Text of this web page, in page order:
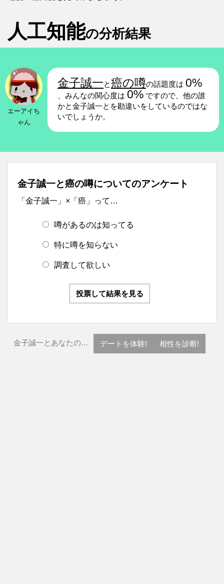
人工知能の分析結果
エーアイち
ゃん
金子誠一と癌の噂の話題度は 0%
、みんなの関心度は 0% ですので、他の誰
かと金子誠一とを勘違いをしているのではな
いでしょうか。
金子誠一と癌の噂についてのアンケート
「金子誠一」×「癌」って…
噂があるのは知ってる
特に噂を知らない
調査して欲しい
投票して結果を見る
金子誠一とあなたの… デートを体験! 相性を診断!